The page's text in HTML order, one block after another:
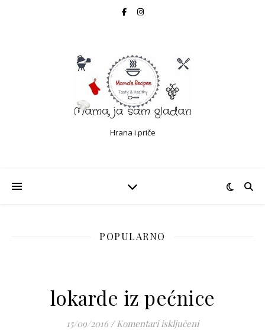
Hrana i priče
POPULARNO
lokarde iz pećnice
15/09/2016 / Komentari isključeniza lokarde iz